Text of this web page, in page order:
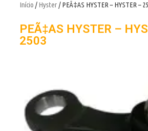
Início /Hyster/ PEÃ‡AS HYSTER – HYSTER –
PEÃ‡AS HYSTER –
2503